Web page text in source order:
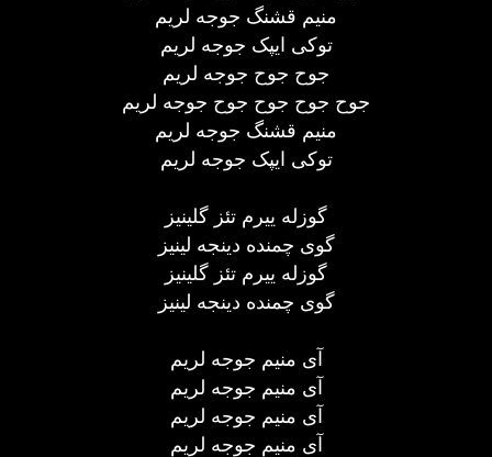
منیم قشنگ جوجه لریم
توکی ایپک جوجه لریم
جوح جوح جوجه لریم
جوح جوح جوح جوح جوجه لریم
منیم قشنگ جوجه لریم
توکی ایپک جوجه لریم
گوزله ییرم تئز گلینیز
گوی چمنده دینجه لینیز
گوزله ییرم تئز گلینیز
گوی چمنده دینجه لینیز
آی منیم جوجه لریم
آی منیم جوجه لریم
آی منیم جوجه لریم
آی منیم جوجه لریم